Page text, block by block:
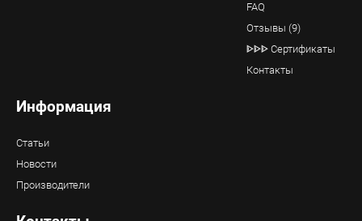
FAQ
Отзывы (9)
ᐈᐈᐈ Сертификаты
Контакты
Информация
Статьи
Новости
Производители